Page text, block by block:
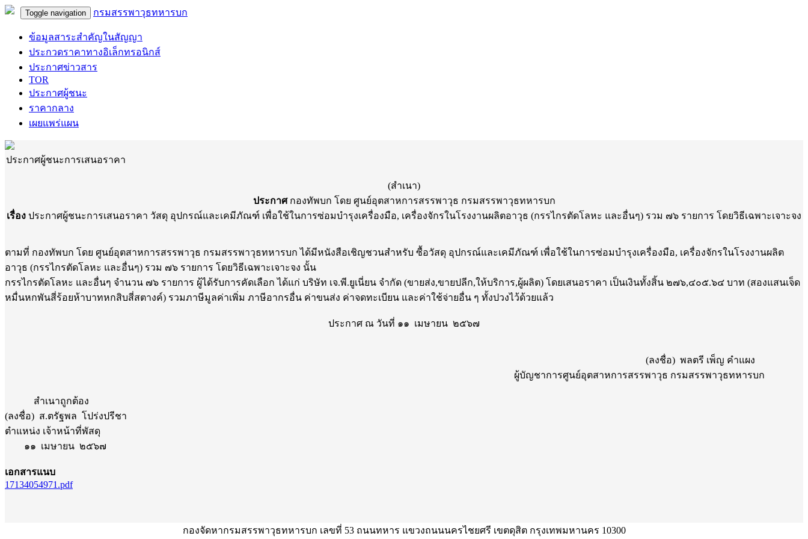
Toggle navigation กรมสรรพาวุธทหารบก
ข้อมูลสาระสำคัญในสัญญา
ประกวดราคาทางอิเล็กทรอนิกส์
ประกาศข่าวสาร
TOR
ประกาศผู้ชนะ
ราคากลาง
เผยแพร่แผน
ประกาศผู้ชนะการเสนอราคา
(สำเนา)
ประกาศกองทัพบก โดย ศูนย์อุตสาหการสรรพาวุธ กรมสรรพาวุธทหารบก
เรื่อง ประกาศผู้ชนะการเสนอราคา วัสดุ อุปกรณ์และเคมีภัณฑ์ เพื่อใช้ในการซ่อมบำรุงเครื่องมือ, เครื่องจักรในโรงงานผลิตอาวุธ (กรรไกรตัดโลหะ และอื่นๆ) รวม ๗๖ รายการ โดยวิธีเฉพาะเจาะจง
ตามที่ กองทัพบก โดย ศูนย์อุตสาหการสรรพาวุธ กรมสรรพาวุธทหารบก ได้มีหนังสือเชิญชวนสำหรับ ซื้อวัสดุ อุปกรณ์และเคมีภัณฑ์ เพื่อใช้ในการซ่อมบำรุงเครื่องมือ, เครื่องจักรในโรงงานผลิต
อาวุธ (กรรไกรตัดโลหะ และอื่นๆ) รวม ๗๖ รายการ โดยวิธีเฉพาะเจาะจง นั้น
กรรไกรตัดโลหะ และอื่นๆ จำนวน ๗๖ รายการ ผู้ได้รับการคัดเลือก ได้แก่ บริษัท เจ.พี.ยูเนี่ยน จำกัด (ขายส่ง,ขายปลีก,ให้บริการ,ผู้ผลิต) โดยเสนอราคา เป็นเงินทั้งสิ้น ๒๗๖,๔๐๕.๖๔ บาท (สองแสนเจ็ด
หมื่นหกพันสี่ร้อยห้าบาทหกสิบสี่สตางค์) รวมภาษีมูลค่าเพิ่ม ภาษีอากรอื่น ค่าขนส่ง ค่าจดทะเบียน และค่าใช้จ่ายอื่น ๆ ทั้งปวงไว้ด้วยแล้ว
ประกาศ ณ วันที่ ๑๑ เมษายน ๒๕๖๗
(ลงชื่อ) พลตรี เพ็ญ คำแผง
ผู้บัญชาการศูนย์อุตสาหการสรรพาวุธ กรมสรรพาวุธทหารบก
สำเนาถูกต้อง
(ลงชื่อ) ส.ตรัฐพล โปร่งปรีชา
ตำแหน่ง เจ้าหน้าที่พัสดุ
๑๑ เมษายน ๒๕๖๗
เอกสารแนบ
17134054971.pdf
กองจัดหากรมสรรพาวุธทหารบก เลขที่ 53 ถนนทหาร แขวงถนนนครไชยศรี เขตดุสิต กรุงเทพมหานคร 10300